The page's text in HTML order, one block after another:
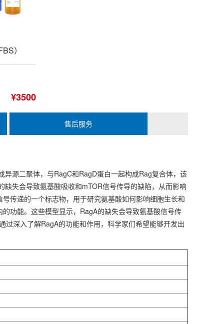
）
¥3500
售后服务
源二聚体，与RagC和RagD蛋白一起构成Rag复合体，该
失会导致氨基酸吸收和mTOR信号传导的缺陷，从而影响
传递的一个标志物，用于研究氨基酸如何影响细胞生长和
功能。这些模型显示，RagA的缺失会导致氨基酸信号传
深入了解RagA的功能和作用，科学家们希望能够开发出